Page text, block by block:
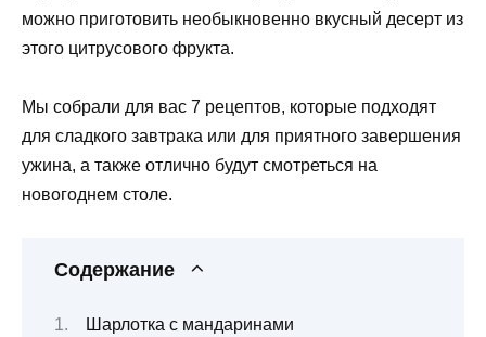
можно приготовить необыкновенно вкусный десерт из
этого цитрусового фрукта.
Мы собрали для вас 7 рецептов, которые подходят
для сладкого завтрака или для приятного завершения
ужина, а также отлично будут смотреться на
новогоднем столе.
Содержание
Шарлотка с мандаринами